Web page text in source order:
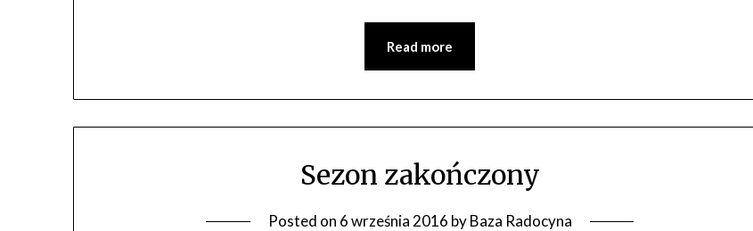
Read more
Sezon zakończony
Posted on 6 września 2016 byBaza Radocyna